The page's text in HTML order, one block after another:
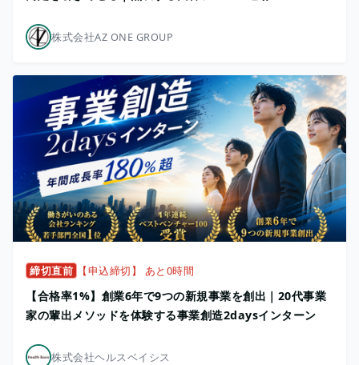
株式会社AZ ONE GROUP
締切直前 【申込締切】 あと0時間
【合格率1%】創業6年で9つの新規事業を創出｜20代事業
家の輩出メソッドを体験する事業創造2daysインターン
株式会社ヘルスベイシス